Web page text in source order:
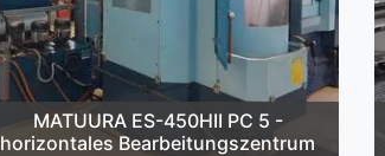
MATUURA ES-450HII PC 5 -
horizontales Bearbeitungszentrum